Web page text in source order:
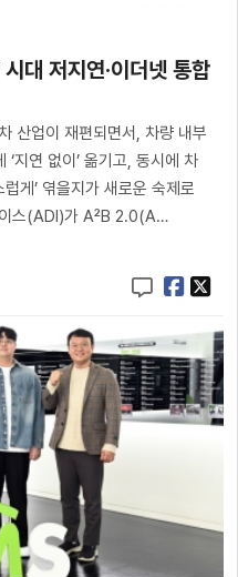
저지연·이더넷 통합
산업이 재편되면서, 차량 내부
‘지연 없이’ 옮기고, 동시에 차
게’ 엮을지가 새로운 숙제로
이스(ADI)가 A²B 2.0(A…